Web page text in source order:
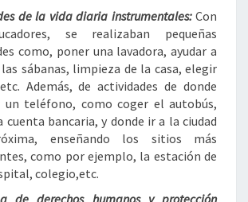
de la vida diaria instrumentales: Con
se realizaban pequeñas
como, poner una lavadora, ayudar a
sábanas, limpieza de la casa, elegir
Además, de actividades de donde
un teléfono, como coger el autobús,
cuenta bancaria, y donde ir a la ciudad
enseñando los sitios más
como por ejemplo, la estación de
colegio,etc.